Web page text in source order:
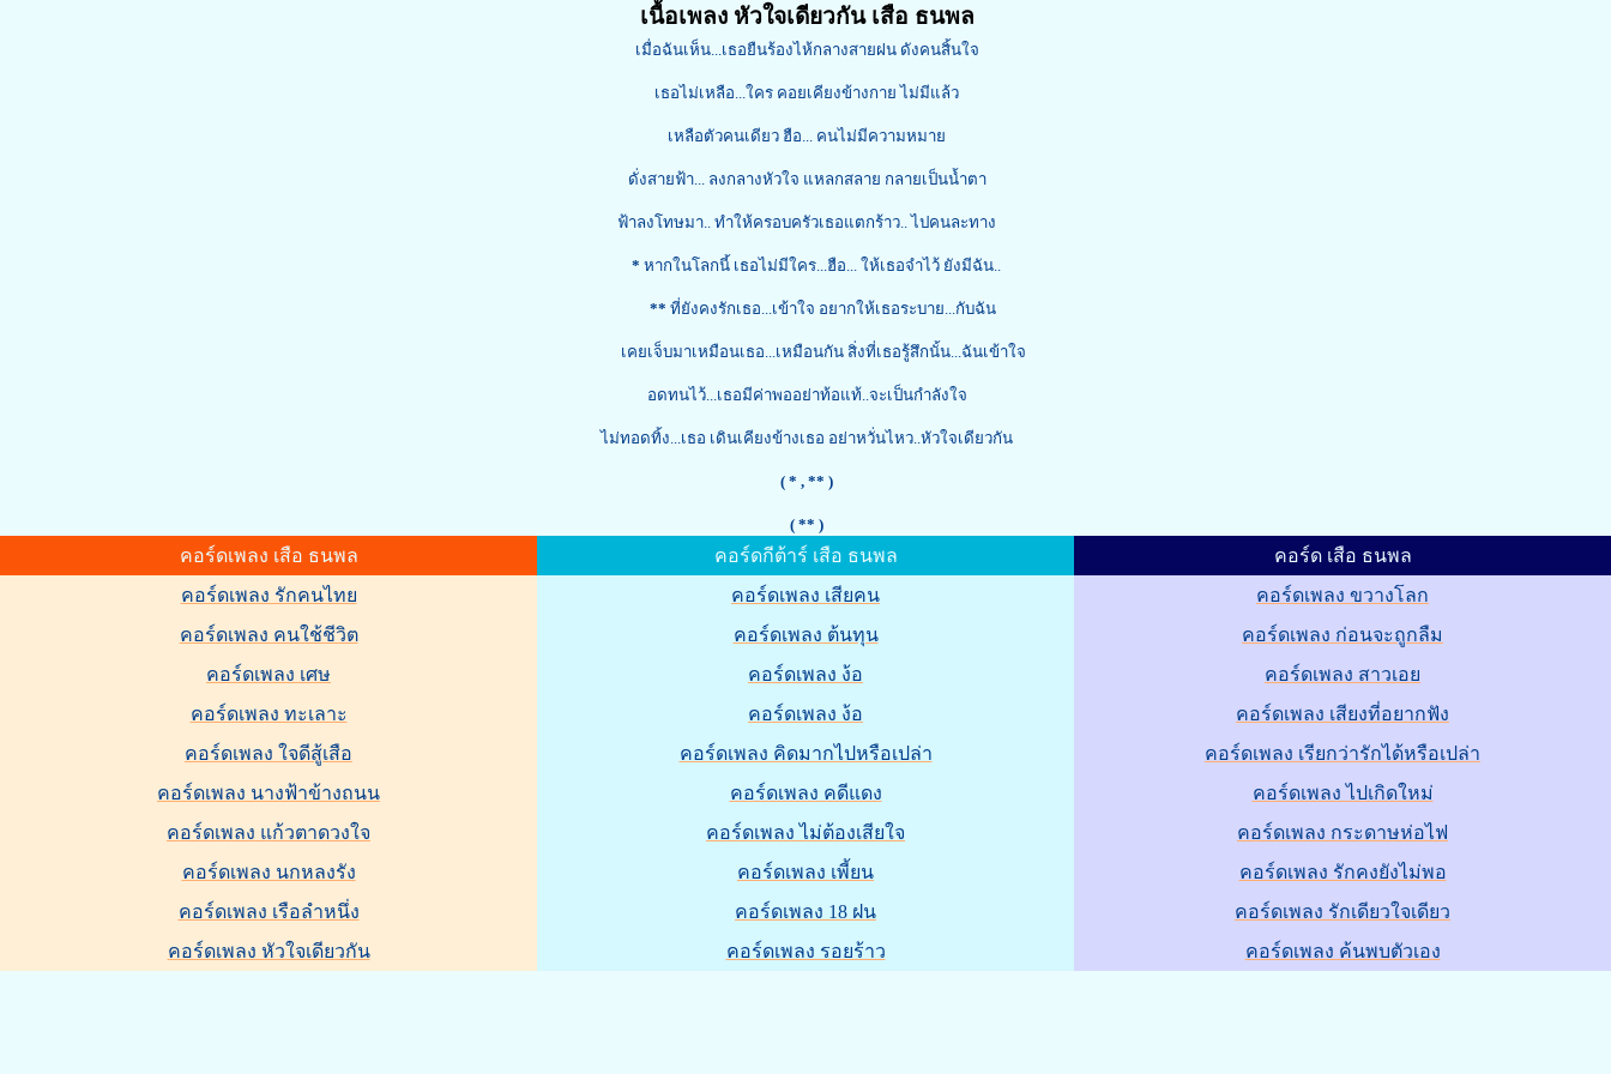
เนื้อเพลง หัวใจเดียวกัน เสือ ธนพล
เมื่อฉันเห็น...เธอยืนร้องไห้กลางสายฝน ดังคนสิ้นใจ
เธอไม่เหลือ...ใคร คอยเคียงข้างกาย ไม่มีแล้ว
เหลือตัวคนเดียว ฮือ... คนไม่มีความหมาย
ดั่งสายฟ้า... ลงกลางหัวใจ แหลกสลาย กลายเป็นน้ำตา
ฟ้าลงโทษมา.. ทำให้ครอบครัวเธอแตกร้าว.. ไปคนละทาง
* หากในโลกนี้ เธอไม่มีใคร...ฮือ... ให้เธอจำไว้ ยังมีฉัน..
** ที่ยังคงรักเธอ...เข้าใจ อยากให้เธอระบาย...กับฉัน
เคยเจ็บมาเหมือนเธอ...เหมือนกัน สิ่งที่เธอรู้สึกนั้น...ฉันเข้าใจ
อดทนไว้...เธอมีค่าพออย่าท้อแท้..จะเป็นกำลังใจ
ไม่ทอดทิ้ง...เธอ เดินเคียงข้างเธอ อย่าหวั่นไหว..หัวใจเดียวกัน
( * , ** )
( ** )
คอร์ดเพลง เสือ ธนพล
คอร์ดเพลง รักคนไทย
คอร์ดเพลง คนใช้ชีวิต
คอร์ดเพลง เศษ
คอร์ดเพลง ทะเลาะ
คอร์ดเพลง ใจดีสู้เสือ
คอร์ดเพลง นางฟ้าข้างถนน
คอร์ดเพลง แก้วตาดวงใจ
คอร์ดเพลง นกหลงรัง
คอร์ดเพลง เรือลำหนึ่ง
คอร์ดเพลง หัวใจเดียวกัน
คอร์ดกีต้าร์ เสือ ธนพล
คอร์ดเพลง เสียคน
คอร์ดเพลง ต้นทุน
คอร์ดเพลง ง้อ
คอร์ดเพลง ง้อ
คอร์ดเพลง คิดมากไปหรือเปล่า
คอร์ดเพลง คดีแดง
คอร์ดเพลง ไม่ต้องเสียใจ
คอร์ดเพลง เพี้ยน
คอร์ดเพลง 18 ฝน
คอร์ดเพลง รอยร้าว
คอร์ด เสือ ธนพล
คอร์ดเพลง ขวางโลก
คอร์ดเพลง ก่อนจะถูกลืม
คอร์ดเพลง สาวเอย
คอร์ดเพลง เสียงที่อยากฟัง
คอร์ดเพลง เรียกว่ารักได้หรือเปล่า
คอร์ดเพลง ไปเกิดใหม่
คอร์ดเพลง กระดาษห่อไฟ
คอร์ดเพลง รักคงยังไม่พอ
คอร์ดเพลง รักเดียวใจเดียว
คอร์ดเพลง ค้นพบตัวเอง